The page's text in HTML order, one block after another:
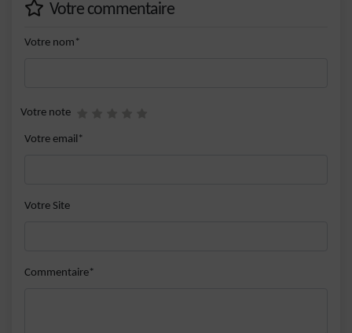
Votre commentaire
Votre nom*
Votre note
Votre email*
Votre Site
Commentaire*